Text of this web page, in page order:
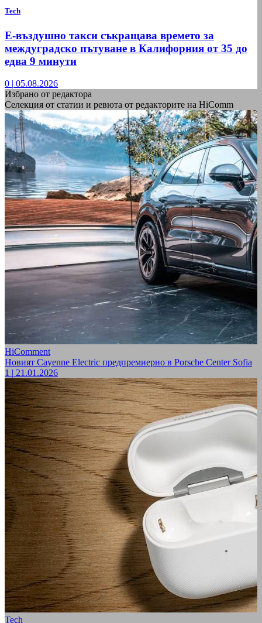
Tech
Е-въздушно такси съкращава времето за
междуградско пътуване в Калифорния от 35 до
едва 9 минути
0 | 05.08.2026
Избрано от редактора
Селекция от статии и ревюта от редакторите на HiComm
HiComment
Новият Cayenne Electric предпремиерно в Porsche Center Sofia
1 | 21.01.2026
Tech